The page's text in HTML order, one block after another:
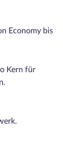
Economy bis
Kern für